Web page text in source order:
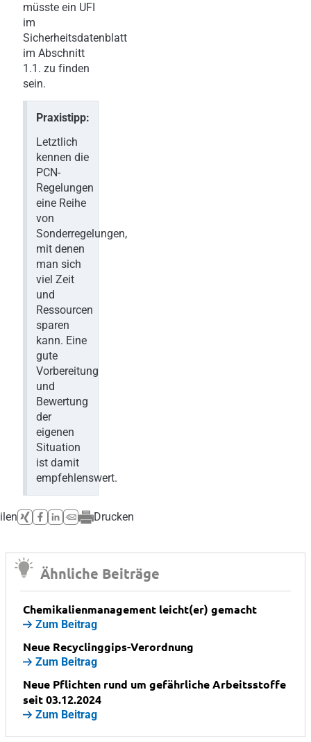
müsste ein UFI
im
Sicherheitsdatenblatt
im Abschnitt
1.1. zu finden
sein.
Praxistipp:
Letztlich
kennen die
PCN-
Regelungen
eine Reihe
von
Sonderregelungen,
mit denen
man sich
viel Zeit
und
Ressourcen
sparen
kann. Eine
gute
Vorbereitung
und
Bewertung
der
eigenen
Situation
ist damit
empfehlenswert.
Drucken
Ähnliche Beiträge
Chemikalienmanagement leicht(er) gemacht
Zum Beitrag
Neue Recyclinggips-Verordnung
Zum Beitrag
Neue Pflichten rund um gefährliche Arbeitsstoffe
seit 03.12.2024
Zum Beitrag